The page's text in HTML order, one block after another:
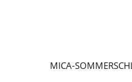
MICA-